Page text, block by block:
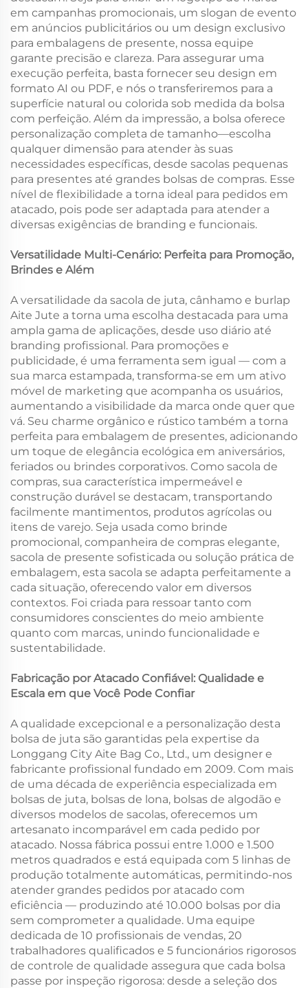
em campanhas promocionais, um slogan de evento
em anúncios publicitários ou um design exclusivo
para embalagens de presente, nossa equipe
garante precisão e clareza. Para assegurar uma
execução perfeita, basta fornecer seu design em
formato AI ou PDF, e nós o transferiremos para a
superfície natural ou colorida sob medida da bolsa
com perfeição. Além da impressão, a bolsa oferece
personalização completa de tamanho—escolha
qualquer dimensão para atender às suas
necessidades específicas, desde sacolas pequenas
para presentes até grandes bolsas de compras. Esse
nível de flexibilidade a torna ideal para pedidos em
atacado, pois pode ser adaptada para atender a
diversas exigências de branding e funcionais.
Versatilidade Multi-Cenário: Perfeita para Promoção,
Brindes e Além
A versatilidade da sacola de juta, cânhamo e burlap
Aite Jute a torna uma escolha destacada para uma
ampla gama de aplicações, desde uso diário até
branding profissional. Para promoções e
publicidade, é uma ferramenta sem igual — com a
sua marca estampada, transforma-se em um ativo
móvel de marketing que acompanha os usuários,
aumentando a visibilidade da marca onde quer que
vá. Seu charme orgânico e rústico também a torna
perfeita para embalagem de presentes, adicionando
um toque de elegância ecológica em aniversários,
feriados ou brindes corporativos. Como sacola de
compras, sua característica impermeável e
construção durável se destacam, transportando
facilmente mantimentos, produtos agrícolas ou
itens de varejo. Seja usada como brinde
promocional, companheira de compras elegante,
sacola de presente sofisticada ou solução prática de
embalagem, esta sacola se adapta perfeitamente a
cada situação, oferecendo valor em diversos
contextos. Foi criada para ressoar tanto com
consumidores conscientes do meio ambiente
quanto com marcas, unindo funcionalidade e
sustentabilidade.
Fabricação por Atacado Confiável: Qualidade e
Escala em que Você Pode Confiar
A qualidade excepcional e a personalização desta
bolsa de juta são garantidas pela expertise da
Longgang City Aite Bag Co., Ltd., um designer e
fabricante profissional fundado em 2009. Com mais
de uma década de experiência especializada em
bolsas de juta, bolsas de lona, bolsas de algodão e
diversos modelos de sacolas, oferecemos um
artesanato incomparável em cada pedido por
atacado. Nossa fábrica possui entre 1.000 e 1.500
metros quadrados e está equipada com 5 linhas de
produção totalmente automáticas, permitindo-nos
atender grandes pedidos por atacado com
eficiência — produzindo até 10.000 bolsas por dia
sem comprometer a qualidade. Uma equipe
dedicada de 10 profissionais de vendas, 20
trabalhadores qualificados e 5 funcionários rigorosos
de controle de qualidade assegura que cada bolsa
passe por inspeção rigorosa: desde a seleção dos